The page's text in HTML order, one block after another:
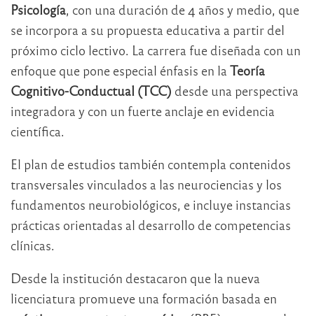
Psicología, con una duración de 4 años y medio, que
se incorpora a su propuesta educativa a partir del
próximo ciclo lectivo. La carrera fue diseñada con un
enfoque que pone especial énfasis en la Teoría
Cognitivo-Conductual (TCC) desde una perspectiva
integradora y con un fuerte anclaje en evidencia
científica.
El plan de estudios también contempla contenidos
transversales vinculados a las neurociencias y los
fundamentos neurobiológicos, e incluye instancias
prácticas orientadas al desarrollo de competencias
clínicas.
Desde la institución destacaron que la nueva
licenciatura promueve una formación basada en